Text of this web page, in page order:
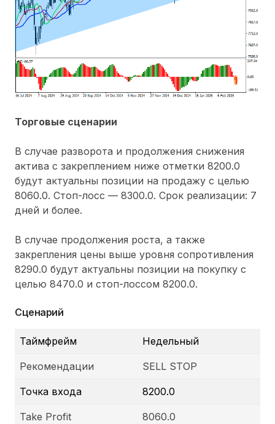
Торговые сценарии
В случае разворота и продолжения снижения
актива с закреплением ниже отметки 8200.0
будут актуальны позиции на продажу с целью
8060.0. Стоп-лосс — 8300.0. Срок реализации: 7
дней и более.
В случае продолжения роста, а также
закрепления цены выше уровня сопротивления
8290.0 будут актуальны позиции на покупку с
целью 8470.0 и стоп-лоссом 8200.0.
Сценарий
Таймфрейм Недельный
Рекомендации SELL STOP
Точка входа 8200.0
Take Profit 8060.0